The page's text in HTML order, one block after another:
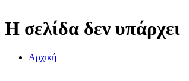
Η σελίδα δεν υπάρχει
Αρχική